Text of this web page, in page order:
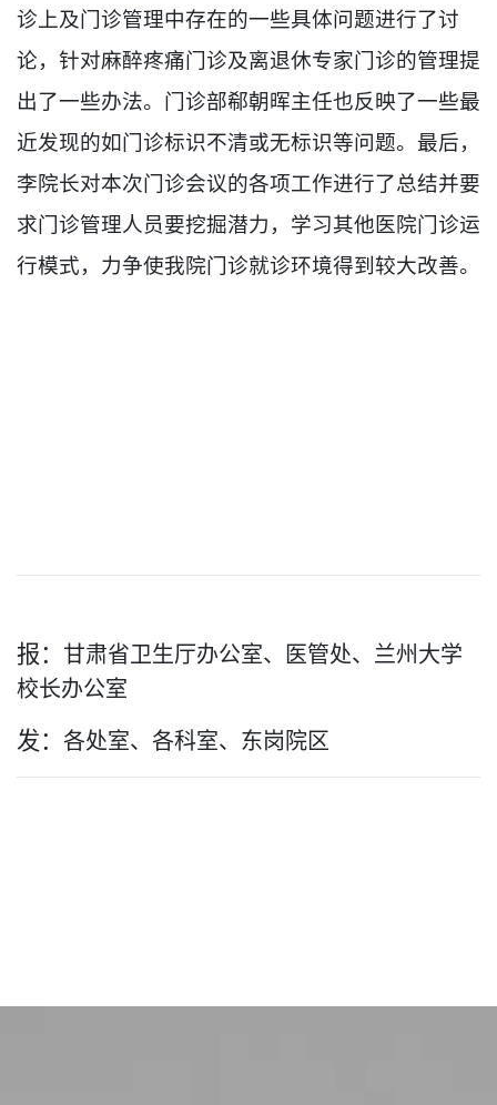
诊上及门诊管理中存在的一些具体问题进行了讨
论，针对麻醉疼痛门诊及离退休专家门诊的管理提
出了一些办法。门诊部郗朝晖主任也反映了一些最
近发现的如门诊标识不清或无标识等问题。最后，
李院长对本次门诊会议的各项工作进行了总结并要
求门诊管理人员要挖掘潜力，学习其他医院门诊运
行模式，力争使我院门诊就诊环境得到较大改善。
报： 甘肃省卫生厅办公室、医管处、兰州大学
校长办公室
发： 各处室、各科室、东岗院区